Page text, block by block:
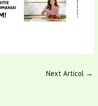
Next Articol →